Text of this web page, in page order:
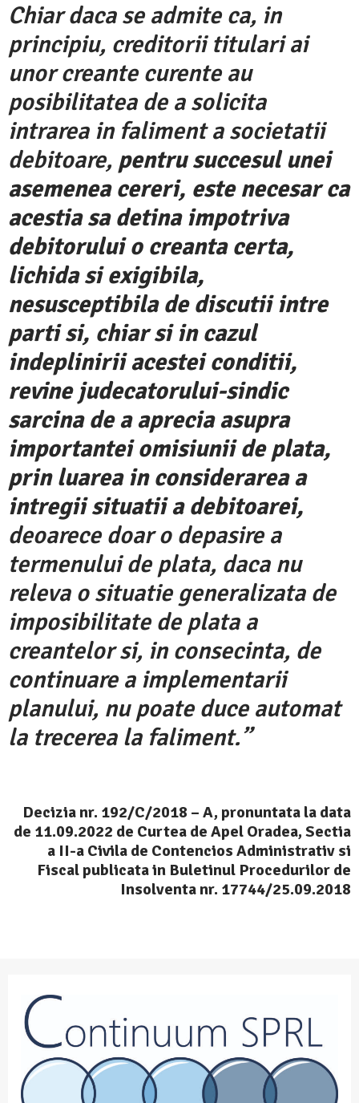
Chiar daca se admite ca, in
principiu, creditorii titulari ai
unor creante curente au
posibilitatea de a solicita
intrarea in faliment a societatii
debitoare, pentru succesul unei
asemenea cereri, este necesar ca
acestia sa detina impotriva
debitorului o creanta certa,
lichida si exigibila,
nesusceptibila de discutii intre
parti si, chiar si in cazul
indeplinirii acestei conditii,
revine judecatorului-sindic
sarcina de a aprecia asupra
importantei omisiunii de plata,
prin luarea in considerarea a
intregii situatii a debitoarei,
deoarece doar o depasire a
termenului de plata, daca nu
releva o situatie generalizata de
imposibilitate de plata a
creantelor si, in consecinta, de
continuare a implementarii
planului, nu poate duce automat
la trecerea la faliment.”
Decizia nr. 192/C/2018 – A, pronuntata la data
de 11.09.2022 de Curtea de Apel Oradea, Sectia
a II-a Civila de Contencios Administrativ si
Fiscal publicata in Buletinul Procedurilor de
Insolventa nr. 17744/25.09.2018